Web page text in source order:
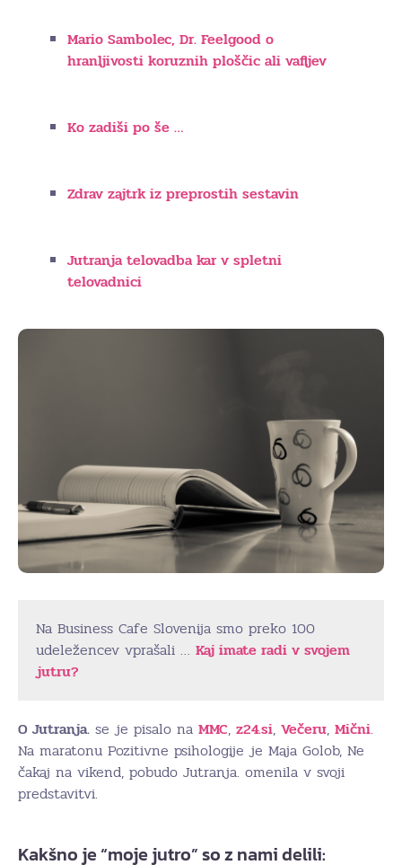
Mario Sambolec, Dr. Feelgood o
hranljivosti koruznih ploščic ali vafljev
Ko zadiši po še …
Zdrav zajtrk iz preprostih sestavin
Jutranja telovadba kar v spletni
telovadnici
Na Business Cafe Slovenija smo preko 100
udeležencev vprašali … Kaj imate radi v svojem
jutru?
O Jutranja. se je pisalo na MMC, z24.si, Večeru, Mični.
Na maratonu Pozitivne psihologije je Maja Golob, Ne
čakaj na vikend, pobudo Jutranja. omenila v svoji
predstavitvi.
Kakšno je “moje jutro” so z nami delili: